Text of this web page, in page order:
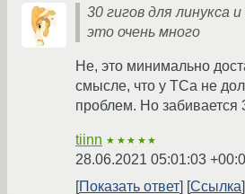
30 гигов для линукса
это очень много
Не, это минимально
смысле, что у ТСа не
проблем. Но забивается
tiinn ★★★★★
28.06.2021 05:01:03
Показать ответ
Ссылка